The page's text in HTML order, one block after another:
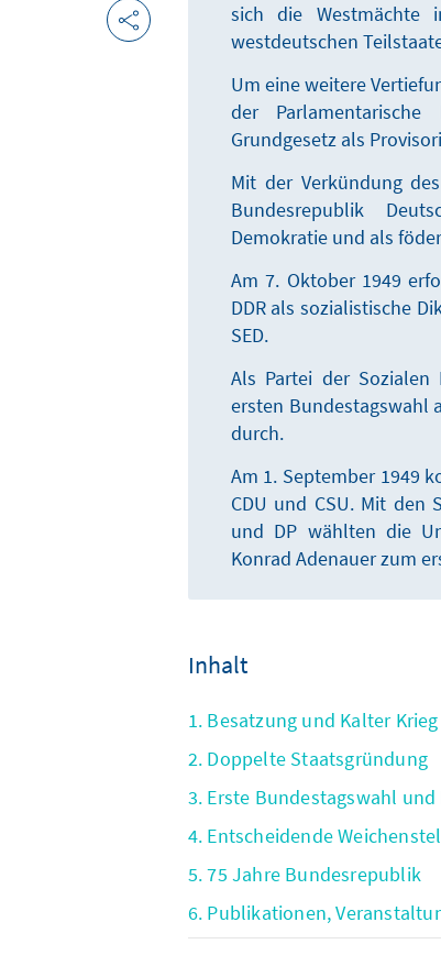
sich die Westmächte
westdeutschen
Um eine weitere
der
Grundgesetz als
Mit der Verkündung
Bundesrepublik
Demokratie und als
Am 7. Oktober 1949
DDR als sozialistische
SED.
Als Partei der
ersten Bundestagswahl
durch.
Am 1. September 1949
CDU und CSU. Mit den
und DP wählten die
Konrad Adenauer zum
Inhalt
1. Besatzung und Kalter Krieg
2. Doppelte Staatsgründung
3. Erste Bundestagswahl
4. Entscheidende
5. 75 Jahre Bundesrepublik
6. Publikationen,